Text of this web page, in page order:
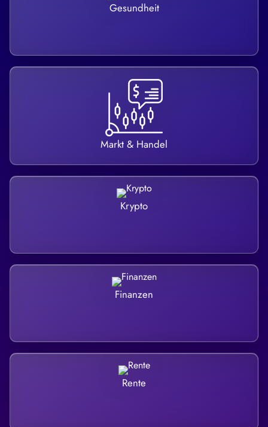
Gesundheit
Markt & Handel
Krypto
Finanzen
Rente